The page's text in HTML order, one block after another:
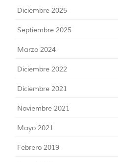
Diciembre 2025
Septiembre 2025
Marzo 2024
Diciembre 2022
Diciembre 2021
Noviembre 2021
Mayo 2021
Febrero 2019